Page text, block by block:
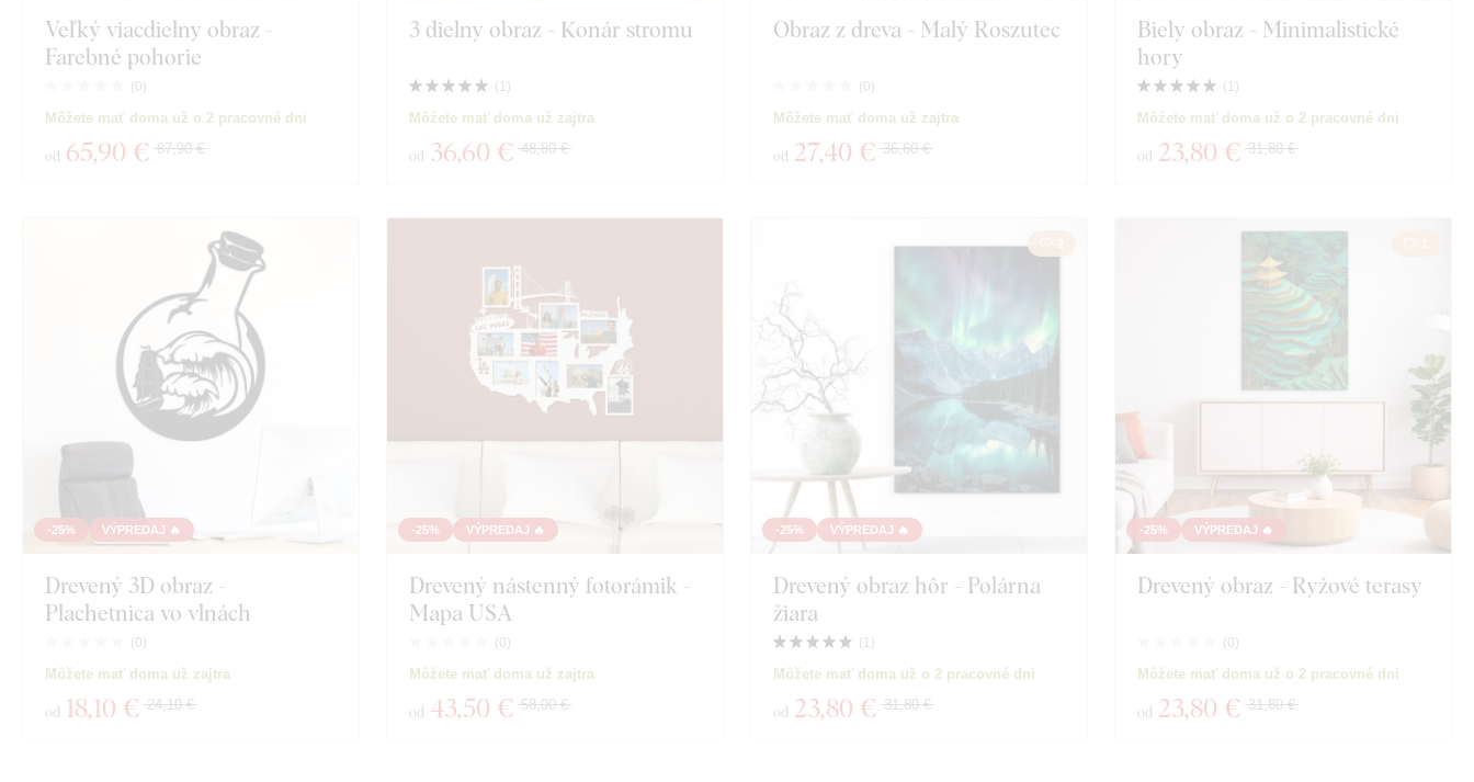
Veľký viacdielny obraz -
Farebné pohorie
( 0)
Môžete mať doma už o 2 pracovné dni
od 65,90 € 87,90 €
3 dielny obraz - Konár stromu
(1)
Môžete mať doma už zajtra
od 36,60 € 48,80 €
Obraz z dreva - Malý Roszutec
( 0)
Môžete mať doma už zajtra
od 27,40 € 36,60 €
Biely obraz - Minimalistické
hory
(1)
Môžete mať doma už o 2 pracovné dni
od 23,80 € 31,80 €
-25% VÝPREDAJ 🔥
Drevený 3D obraz -
Plachetnica vo vlnách
( 0)
Môžete mať doma už zajtra
od 18,10 € 24,10 €
-25% VÝPREDAJ 🔥
Drevený nástenný fotorámik -
Mapa USA
( 0)
Môžete mať doma už zajtra
od 43,50 € 58,00 €
-25% VÝPREDAJ 🔥
Drevený obraz hôr - Polárna
žiara
(1)
Môžete mať doma už o 2 pracovné dni
od 23,80 € 31,80 €
-25% VÝPREDAJ 🔥
Drevený obraz - Ryžové terasy
( 0)
Môžete mať doma už o 2 pracovné dni
od 23,80 € 31,80 €